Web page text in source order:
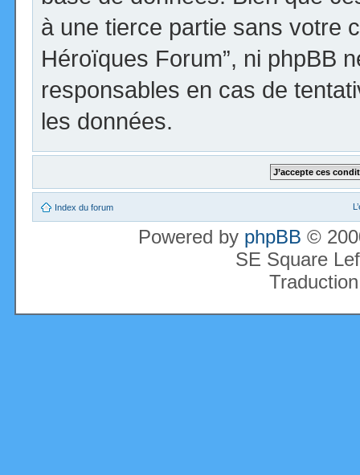
à une tierce partie sans votre
Héroïques Forum”, ni phpBB
responsables en cas de
les données.
Index du forum
Powered by phpBB ©
SE Square